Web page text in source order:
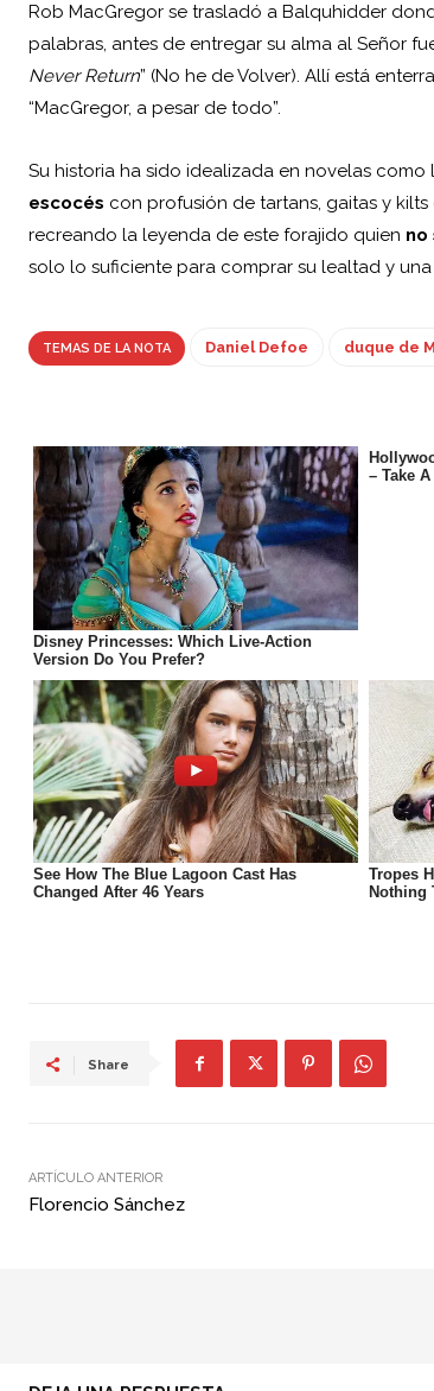
Rob MacGregor se trasladó a Balquhidder
palabras, antes de entregar su alma al Señor
Never Return” (No he de Volver). Allí está
“MacGregor, a pesar de todo”.
Su historia ha sido idealizada en novelas como
escocés con profusión de tartans, gaitas y
recreando la leyenda de este forajido quien no
solo lo suficiente para comprar su lealtad y
TEMAS DE LA NOTA Daniel Defoe duque de
Share
ARTÍCULO ANTERIOR
Florencio Sánchez